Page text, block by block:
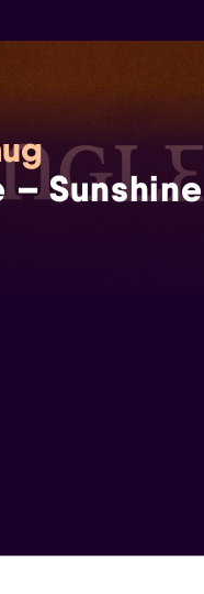
– Sunshine